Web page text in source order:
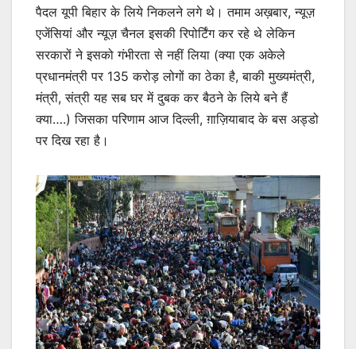
पैदल यूपी बिहार के लिये निकलने लगे थे। तमाम अख़बार, न्यूज़
एजेंसियां और न्यूज़ चैनल इसकी रिपोर्टिंग कर रहे थे लेकिन
सरकारों ने इसको गंभीरता से नहीं लिया (क्या एक अकेले
प्रधानमंत्री पर 135 करोड़ लोगों का ठेका है, बाकी मुख्यमंत्री,
मंत्री, संत्री यह सब घर में दुबक कर बैठने के लिये बने हैं
क्या….) जिसका परिणाम आज दिल्ली, ग़ाज़ियाबाद के बस अड्डो
पर दिख रहा है।